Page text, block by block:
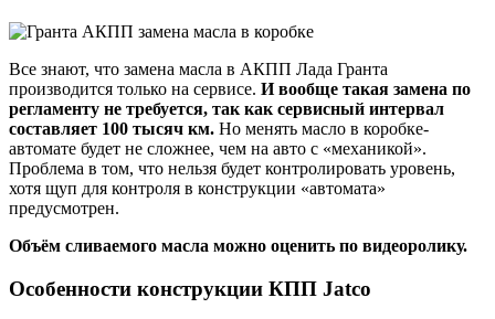
Все знают, что замена масла в АКПП Лада Гранта
производится только на сервисе. И вообще такая замена по
регламенту не требуется, так как сервисный интервал
составляет 100 тысяч км. Но менять масло в коробке-
автомате будет не сложнее, чем на авто с «механикой».
Проблема в том, что нельзя будет контролировать уровень,
хотя щуп для контроля в конструкции «автомата»
предусмотрен.
Объём сливаемого масла можно оценить по видеоролику.
Особенности конструкции КПП Jatco